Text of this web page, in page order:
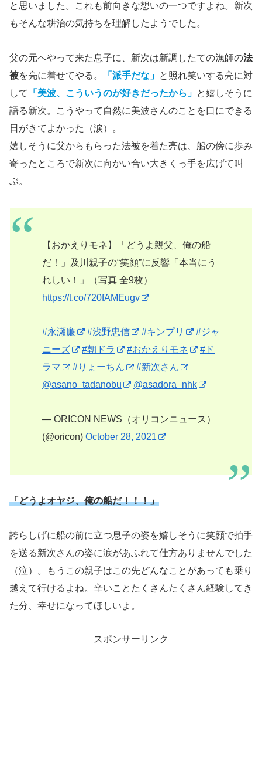
と思いました。これも前向きな想いの一つですよね。新次
もそんな耕治の気持ちを理解したようでした。
父の元へやって来た息子に、新次は新調したての漁師の法
被を亮に着せてやる。 「派手だな」 と照れ笑いする亮に対
して
「美波、こういうのが好きだったから」 と嬉しそうに
語る新次。こうやって自然に美波さんのことを口にできる
日がきてよかった（涙）。
嬉しそうに父からもらった法被を着た亮は、船の傍に歩み
寄ったところで新次に向かい合い大きくっ手を広げて叫
ぶ。
【おかえりモネ】「どうよ親父、俺の船
だ！」及川親子の“笑顔”に反響「本当にう
れしい！」（写真 全9枚）
https://t.co/720fAMEugv
#永瀬廉 #浅野忠信 #キンプリ
#ジャ
ニーズ
#朝ドラ #おかえりモネ
#ド
ラマ
#りょーちん
#新次さん
@asano_tadanobu
@asadora_nhk
— ORICON NEWS（オリコンニュース）
(@oricon) October 28, 2021
「どうよオヤジ、俺の船だ！！！」
誇らしげに船の前に立つ息子の姿を嬉しそうに笑顔で拍手
を送る新次さんの姿に涙があふれて仕方ありませんでした
（泣）。もうこの親子はこの先どんなことがあっても乗り
越えて行けるよね。辛いことたくさんたくさん経験してき
た分、幸せになってほしいよ。
スポンサーリンク